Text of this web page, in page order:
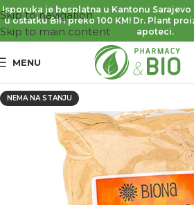
Skip to navigation
Skip to main content
Isporuka je besplatna u Kantonu Sarajevo
u ostatku BiH preko 100 KM! Dr. Plant
apoteci.
MENU
NEMA NA STANJU